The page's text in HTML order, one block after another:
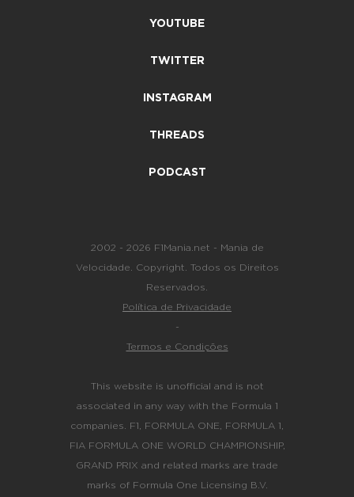
YOUTUBE
TWITTER
INSTAGRAM
THREADS
PODCAST
2002 - 2026 F1Mania.net - Mania de
Velocidade. Copyright. Todos os Direitos
Reservados.
Política de Privacidade
-
Termos e Condições
This website is unofficial and is not
associated in any way with the Formula 1
companies. F1, FORMULA ONE, FORMULA 1,
FIA FORMULA ONE WORLD CHAMPIONSHIP,
GRAND PRIX and related marks are trade
marks of Formula One Licensing B.V.